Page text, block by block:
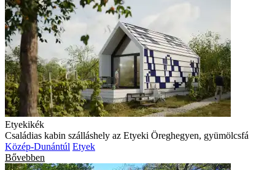
Etyekikék
Családias kabin szálláshely az Etyeki Öreghegyen, gyümölcsfá
Közép-Dunántúl Etyek
Bővebben